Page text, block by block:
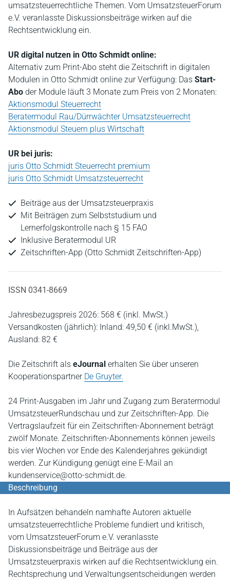
umsatzsteuerrechtliche Themen. Vom UmsatzsteuerForum
e.V. veranlasste Diskussionsbeiträge wirken auf die
Rechtsentwicklung ein.
UR digital nutzen in Otto Schmidt online:
Alternativ zum Print-Abo steht die Zeitschrift in digitalen
Modulen in Otto Schmidt online zur Verfügung: Das Start-
Abo der Module läuft 3 Monate zum Preis von 2 Monaten:
Aktionsmodul Steuerrecht
Beratermodul Rau/Dürrwächter Umsatzsteuerrecht
Aktionsmodul Steuern plus Wirtschaft
UR bei juris:
juris Otto Schmidt Steuerrecht premium
juris Otto Schmidt Umsatzsteuerrecht
Beiträge aus der Umsatzsteuerpraxis
Mit Beiträgen zum Selbststudium und
Lernerfolgskontrolle nach § 15 FAO
Inklusive Beratermodul UR
Zeitschriften-App (Otto Schmidt Zeitschriften-App)
ISSN 0341-8669
Jahresbezugspreis 2026: 568 € (inkl. MwSt.)
Versandkosten (jährlich): Inland: 49,50 € (inkl.MwSt.),
Ausland: 82 €
Die Zeitschrift als eJournal erhalten Sie über unseren
Kooperationspartner De Gruyter.
24 Print-Ausgaben im Jahr und Zugang zum Beratermodul
UmsatzsteuerRundschau und zur Zeitschriften-App. Die
Vertragslaufzeit für ein Zeitschriften-Abonnement beträgt
zwölf Monate. Zeitschriften-Abonnements können jeweils
bis vier Wochen vor Ende des Kalenderjahres gekündigt
werden. Zur Kündigung genügt eine E-Mail an
kundenservice@otto-schmidt.de.
Beschreibung
In Aufsätzen behandeln namhafte Autoren aktuelle
umsatzsteuerrechtliche Probleme fundiert und kritisch,
vom UmsatzsteuerForum e.V. veranlasste
Diskussionsbeiträge und Beiträge aus der
Umsatzsteuerpraxis wirken auf die Rechtsentwicklung ein.
Rechtsprechung und Verwaltungsentscheidungen werden